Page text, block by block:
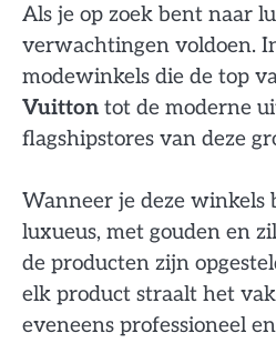
Als je op zoek bent naar
verwachtingen voldoen.
modewinkels die de top
Vuitton tot de moderne
flagshipstores van deze
Wanneer je deze winkels
luxueus, met gouden en
de producten zijn
elk product straalt het
eveneens professioneel